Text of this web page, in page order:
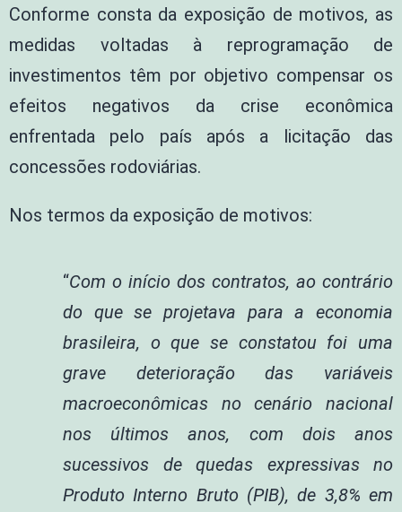
Conforme consta da exposição de motivos, as
medidas voltadas à reprogramação de
investimentos têm por objetivo compensar os
efeitos negativos da crise econômica
enfrentada pelo país após a licitação das
concessões rodoviárias.
Nos termos da exposição de motivos:
“Com o início dos contratos, ao contrário
do que se projetava para a economia
brasileira, o que se constatou foi uma
grave deterioração das variáveis
macroeconômicas no cenário nacional
nos últimos anos, com dois anos
sucessivos de quedas expressivas no
Produto Interno Bruto (PIB), de 3,8% em